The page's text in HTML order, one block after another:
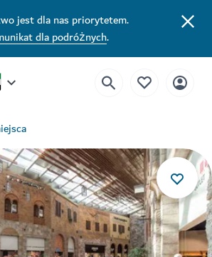
jest dla nas priorytetem.
dla podróżnych.